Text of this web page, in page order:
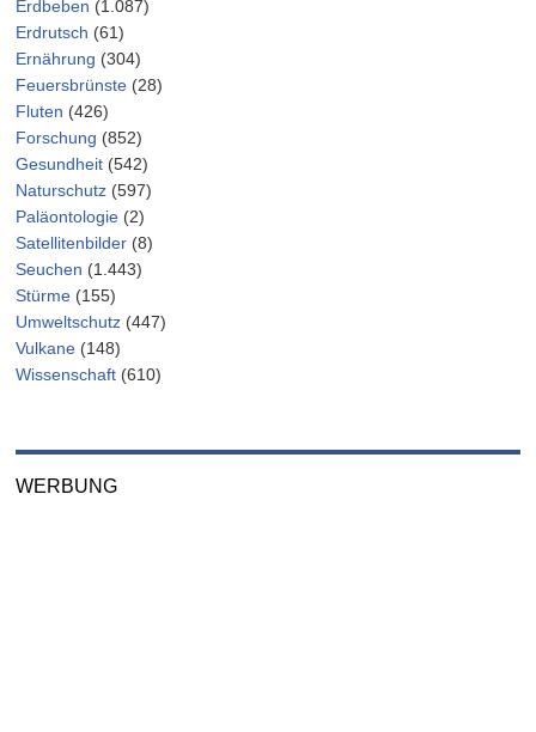
Erdbeben (1.087)
Erdrutsch (61)
Ernährung (304)
Feuersbrünste (28)
Fluten (426)
Forschung (852)
Gesundheit (542)
Naturschutz (597)
Paläontologie (2)
Satellitenbilder (8)
Seuchen (1.443)
Stürme (155)
Umweltschutz (447)
Vulkane (148)
Wissenschaft (610)
WERBUNG